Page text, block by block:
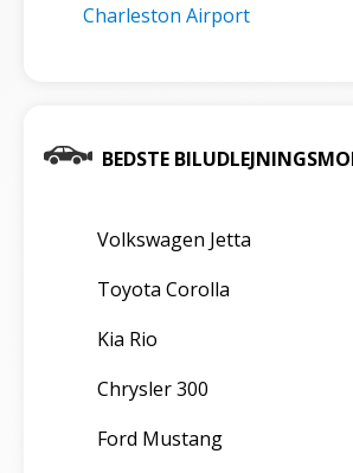
Charleston Airport
BEDSTE
Volkswagen Jetta
Toyota Corolla
Kia Rio
Chrysler 300
Ford Mustang